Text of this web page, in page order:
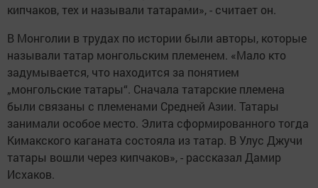
кипчаков, тех и называли татарами», - считает он.
В Монголии в трудах по истории были авторы, которые
называли татар монгольским племенем. «Мало кто
задумывается, что находится за понятием
„монгольские татары“. Сначала татарские племена
были связаны с племенами Средней Азии. Татары
занимали особое место. Элита сформированного тогда
Кимакского каганата состояла из татар. В Улус Джучи
татары вошли через кипчаков», - рассказал Дамир
Исхаков.